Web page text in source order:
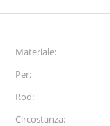
Materiale:
Per:
Rod:
Circostanza: